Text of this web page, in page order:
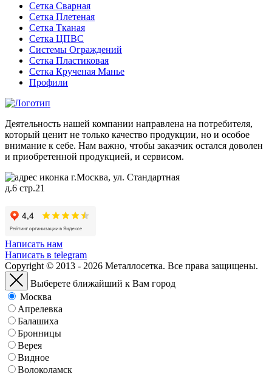
Сетка Сварная
Сетка Плетеная
Сетка Тканая
Сетка ЦПВС
Системы Ограждений
Сетка Пластиковая
Сетка Крученая Манье
Профили
Деятельность нашей компании направлена на потребителя,
который ценит не только качество продукции, но и особое
внимание к себе. Нам важно, чтобы заказчик остался доволен
и приобретенной продукцией, и сервисом.
г.Москва, ул. Стандартная
д.6 стр.21
Написать нам
Написать в telegram
Copyright © 2013 - 2026 Металлосетка. Все права защищены.
Выберете ближайший к Вам город
Москва
Апрелевка
Балашиха
Бронницы
Верея
Видное
Волоколамск